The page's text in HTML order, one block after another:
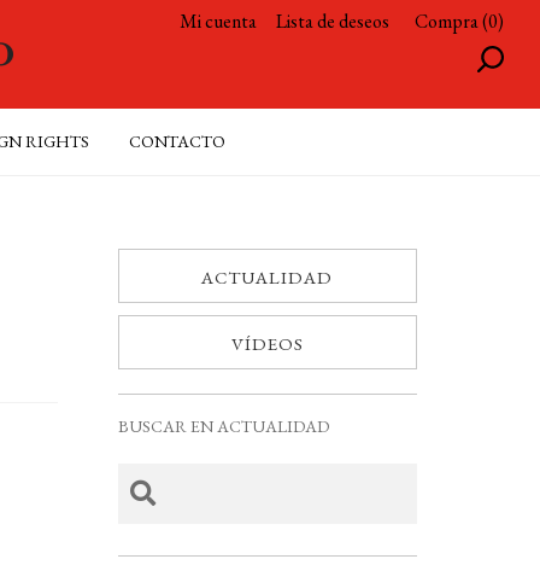
Mi cuenta Lista de deseos Compra (0)
RIGHTS CONTACTO
ACTUALIDAD
VÍDEOS
BUSCAR EN ACTUALIDAD